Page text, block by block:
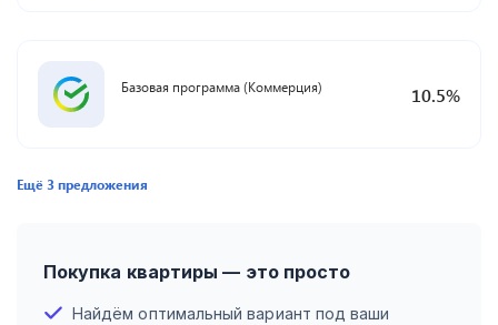
Базовая программа (Коммерция) 10.5%
Ещё3предложения
Покупка квартиры — это просто
Найдём оптимальный вариант под ваши